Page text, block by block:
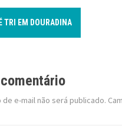
TRI EM DOURADINA
e-mail não será publicado.